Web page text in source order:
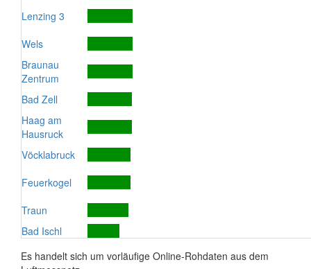
Lenzing 3
Wels
Braunau
Zentrum
Bad Zell
Haag am
Hausruck
Vöcklabruck
Feuerkogel
Traun
Bad Ischl
Es handelt sich um vorläufige Online-Rohdaten aus dem